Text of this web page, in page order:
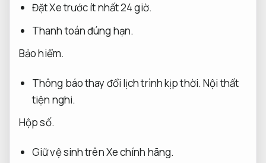
Đặt Xe trước ít nhất 24 giờ.
Thanh toán đúng hạn.
Bảo hiểm.
Thông báo thay đổi lịch trình kịp thời. Nội thất
tiện nghi.
Hộp số.
Giữ vệ sinh trên Xe chính hãng.